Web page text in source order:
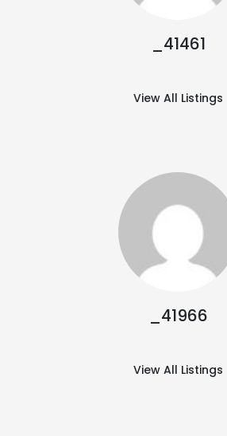
_41461
View All Listings
_41966
View All Listings